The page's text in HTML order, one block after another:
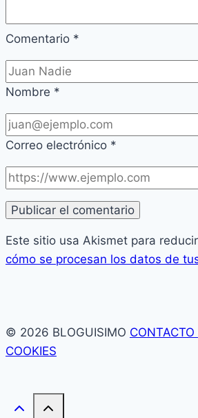
Comentario *
Nombre *
Correo electrónico *
Este sitio usa Akismet para
cómo se procesan los datos de
© 2026 BLOGUISIMO CONTACTO
COOKIES